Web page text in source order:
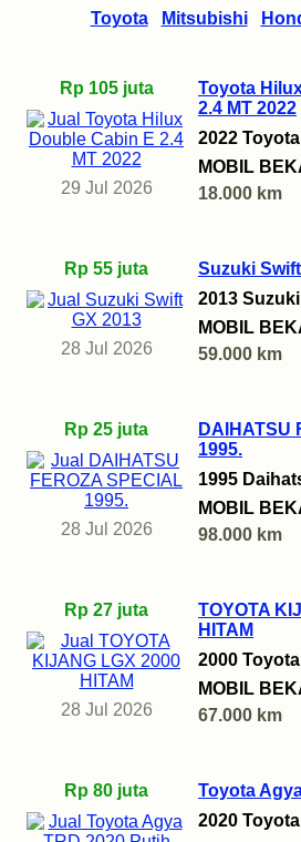
Toyota Mitsubishi
Rp 105 juta
29 Jul 2026
Toyota
2.4 MT 2022
2022
MOBIL
18.000 km
Rp 55 juta
28 Jul 2026
Suzuki
2013
MOBIL
59.000 km
Rp 25 juta
28 Jul 2026
DAIHATSU
1995.
1995
MOBIL
98.000 km
Rp 27 juta
28 Jul 2026
TOYOTA
HITAM
2000
MOBIL
67.000 km
Rp 80 juta
Toyota
2020